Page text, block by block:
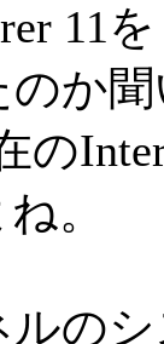
11を
か
の
。
の